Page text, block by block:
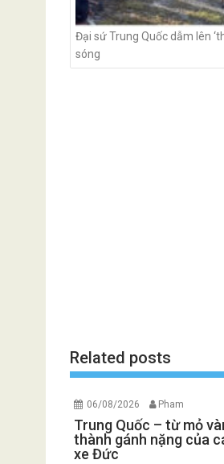
Đại sứ Trung Quốc dẫm lên
sóng
Related posts
06/08/2026 Pham
Trung Quốc – từ mỏ
thành gánh nặng của
xe Đức